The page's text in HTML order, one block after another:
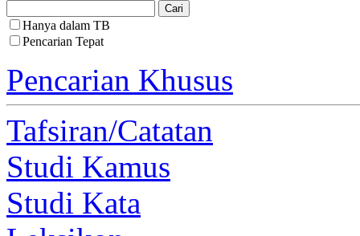
Hanya dalam TB
Pencarian Tepat
Pencarian Khusus
Tafsiran/Catatan
Studi Kamus
Studi Kata